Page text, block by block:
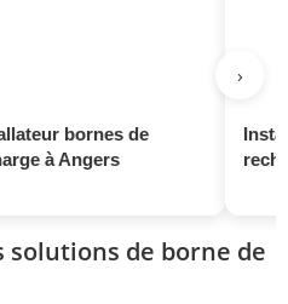
bornes de
Angers
recharge
›
solutions de borne de